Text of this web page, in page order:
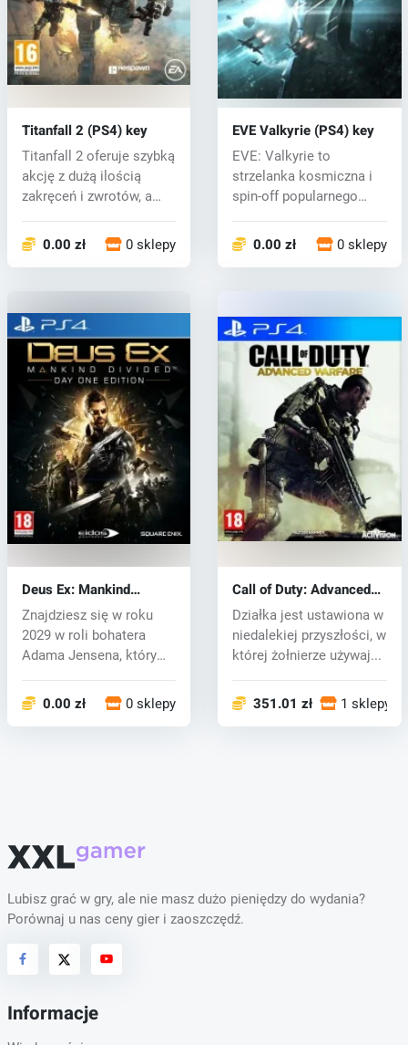
Titanfall 2 (PS4) key
Titanfall 2 oferuje szybką
akcję z dużą ilością
zakręceń i zwrotów, a
0.00 zł 0 sklepy
EVE Valkyrie (PS4) key
EVE: Valkyrie to
strzelanka kosmiczna i
spin-off popularnego
0.00 zł 0 sklepy
Deus Ex: Mankind
Divided (PS4) key
Znajdziesz się w roku
2029 w roli bohatera
Adama Jensena, który
0.00 zł 0 sklepy
Call of Duty: Advanced
Warfare (PS4) key
Działka jest ustawiona w
niedalekiej przyszłości, w
której żołnierze używaj...
351.01 zł 1 sklepy
Lubisz grać w gry, ale nie masz dużo pieniędzy do wydania?
Porównaj u nas ceny gier i zaoszczędź.
Informacje